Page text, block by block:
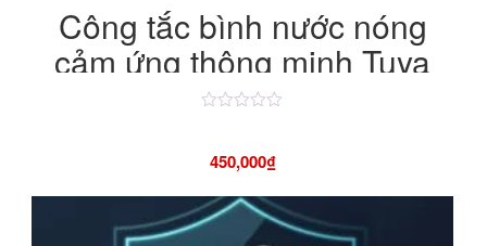
Công tắc bình nước nóng
cảm ứng thông minh Tuya
WiFi 20A/4400W
4.50
sao
450,000₫